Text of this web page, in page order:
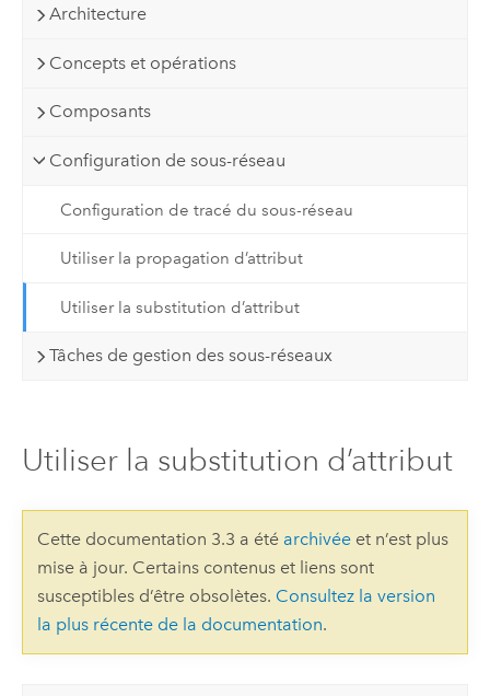
Architecture
Concepts et opérations
Composants
Configuration de sous-réseau
Configuration de tracé du sous-réseau
Utiliser la propagation d’attribut
Utiliser la substitution d’attribut
Tâches de gestion des sous-réseaux
Utiliser la substitution d’attribut
Cette documentation 3.3 a été archivéeet n’est plus
mise à jour. Certains contenus et liens sont
susceptibles d’être obsolètes. Consultez la version
la plus récente de la documentation.